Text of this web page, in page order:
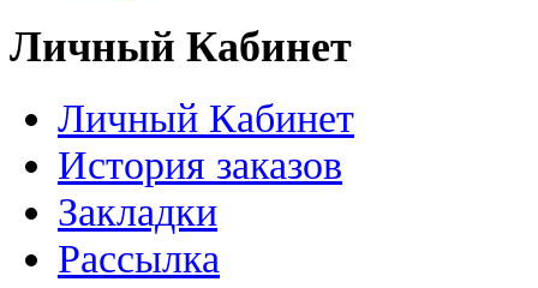
Личный Кабинет
Личный Кабинет
История заказов
Закладки
Рассылка